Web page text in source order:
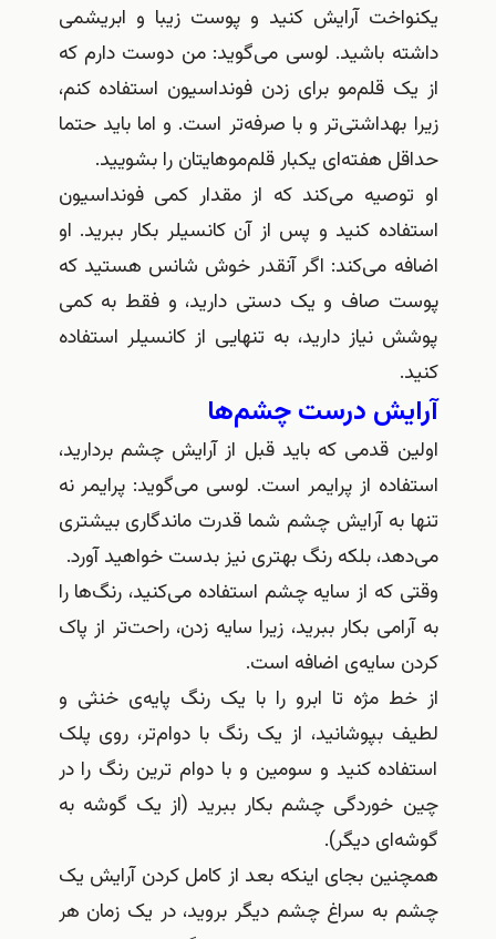
یکنواخت آرایش کنید و پوست زیبا و ابریشمی
داشته باشید. لوسی می‌گوید:من دوست دارم که
از یک قلم‌مو برای زدن فونداسیون استفاده کنم،
زیرا بهداشتی‌تر و با صرفه‌تر است. و اما باید حتما
حداقل هفته‌ای یکبار قلم‌موهایتان را بشویید.
او توصیه می‌کند که از مقدار کمی فونداسیون
استفاده کنید و پس از آن کانسیلر بکار ببرید. او
اضافه می‌کند: اگر آنقدر خوش شانس هستید که
پوست صاف و یک دستی دارید، و فقط به کمی
پوشش نیاز دارید، به تنهایی از کانسیلر استفاده
کنید.
آرایش درست چشم‌ها
اولین قدمی که باید قبل از آرایش چشم بردارید،
استفاده از پرایمر است. لوسی می‌گوید: پرایمر نه
تنها به آرایش چشم شما قدرت ماندگاری بیشتری
می‌دهد، بلکه رنگ بهتری نیز بدست خواهید آورد.
وقتی که از سایه چشم استفاده می‌کنید، رنگ‌ها را
به آرامی بکار ببرید، زیرا سایه زدن، راحت‌تر از پاک
کردن سایه‌ی اضافه است.
از خط مژه تا ابرو را با یک رنگ پایه‌ی خنثی و
لطیف بپوشانید، از یک رنگ با دوام‌تر، روی پلک
استفاده کنید و سومین و با دوام ترین رنگ را در
چین خوردگی چشم بکار ببرید (از یک گوشه به
گوشه‌ای دیگر).
همچنین بجای اینکه بعد از کامل کردن آرایش یک
چشم به سراغ چشم دیگر بروید، در یک زمان هر